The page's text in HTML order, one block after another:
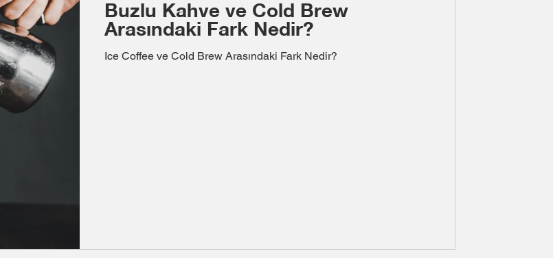
Buzlu Kahve ve Cold Brew
Arasındaki Fark Nedir?
Ice Coffee ve Cold Brew Arasındaki Fark Nedir?